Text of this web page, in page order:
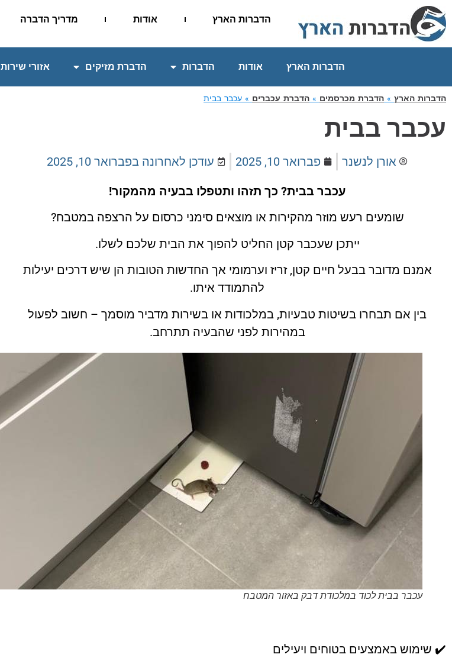
הדברות הארץ אודות מדריך הדברה
הדברות הארץ אודות הדברות הדברת מזיקים אזורי שירות
הדברות הארץ » הדברת מכרסמים » הדברת עכברים » עכבר בבית
עכבר בבית
אורן לנשנר פברואר 10, 2025 עודכן לאחרונה בפברואר 10, 2025
עכבר בבית? כך תזהו ותטפלו בבעיה מהמקור!
שומעים רעש מוזר מהקירות או מוצאים סימני כרסום על הרצפה במטבח?
ייתכן שעכבר קטן החליט להפוך את הבית שלכם לשלו.
אמנם מדובר בבעל חיים קטן, זריז וערמומי אך החדשות הטובות הן שיש דרכים יעילות
להתמודד איתו.
בין אם תבחרו בשיטות טבעיות, במלכודות או בשירות מדביר מוסמך – חשוב לפעול
במהירות לפני שהבעיה תתרחב.
עכבר בבית לכוד במלכודת דבק באזור המטבח
✔️ שימוש באמצעים בטוחים ויעילים